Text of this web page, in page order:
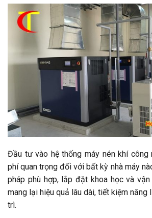
Đầu tư vào hệ thống máy nén khí công
phí quan trọng đối với bất kỳ nhà máy
pháp phù hợp, lắp đặt khoa học và
mang lại hiệu quả lâu dài, tiết kiệm năng
trì.